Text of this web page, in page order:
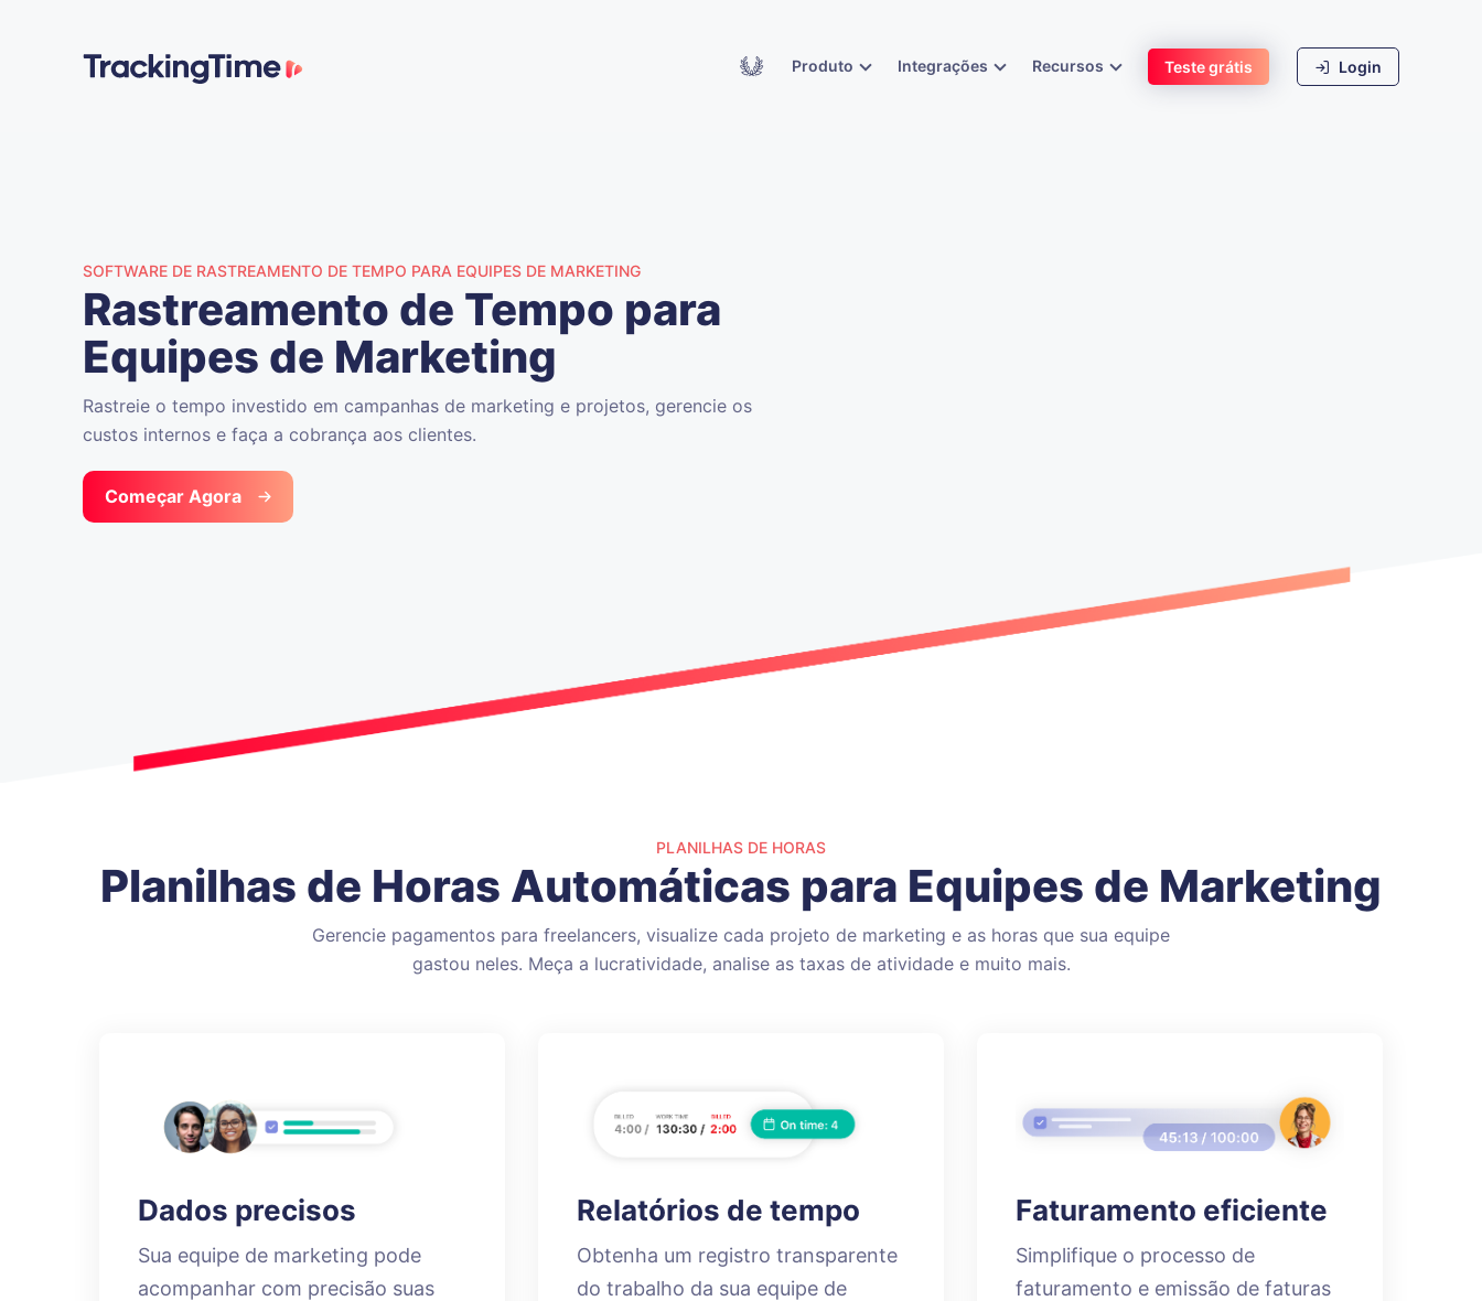
AcademyProduto Integrações Recursos Teste grátis Login
SOFTWARE DE RASTREAMENTO DE TEMPO PARA EQUIPES DE MARKETING
Rastreamento de Tempo para
Equipes de Marketing
Rastreie o tempo investido em campanhas de marketing e projetos, gerencie os
custos internos e faça a cobrança aos clientes.
Começar Agora
PLANILHAS DE HORAS
Planilhas de Horas Automáticas para Equipes de Marketing
Gerencie pagamentos para freelancers, visualize cada projeto de marketing e as horas que sua equipe
gastou neles. Meça a lucratividade, analise as taxas de atividade e muito mais.
Dados precisos
Sua equipe de marketing pode
acompanhar com precisão suas
Relatórios de tempo
Obtenha um registro transparente
do trabalho da sua equipe de
Faturamento eficiente
Simplifique o processo de
faturamento e emissão de faturas